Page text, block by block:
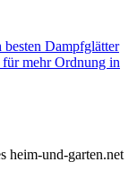
Dampfglätter
mehr Ordnung in
heim-und-garten.net